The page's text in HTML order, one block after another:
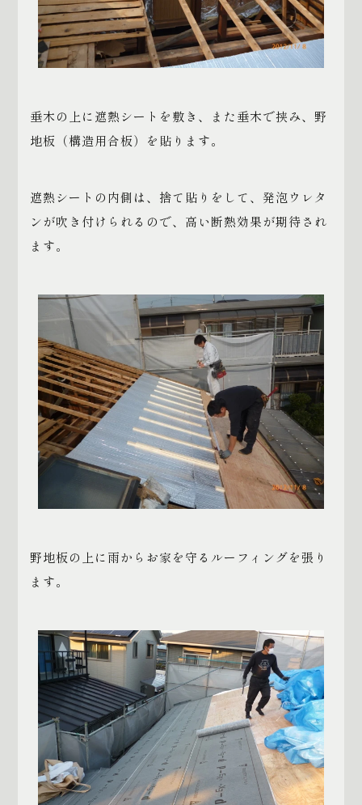
垂木の上に遮熱シートを敷き、また垂木で挟み、野
地板（構造用合板）を貼ります。
遮熱シートの内側は、捨て貼りをして、発泡ウレタ
ンが吹き付けられるので、高い断熱効果が期待され
ます。
野地板の上に雨からお家を守るルーフィングを張り
ます。